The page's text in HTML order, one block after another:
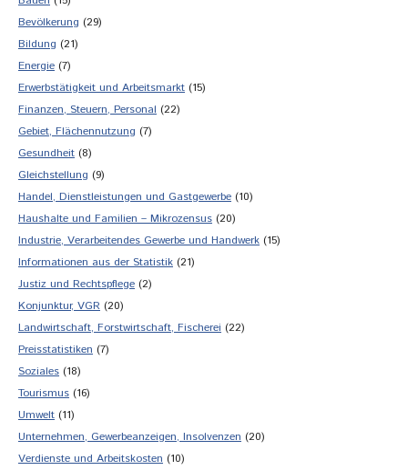
Bevölkerung (29)
Bildung (21)
Energie (7)
Erwerbstätigkeit und Arbeitsmarkt (15)
Finanzen, Steuern, Personal (22)
Gebiet, Flächennutzung (7)
Gesundheit (8)
Gleichstellung (9)
Handel, Dienstleistungen und Gastgewerbe (10)
Haushalte und Familien – Mikrozensus (20)
Industrie, Verarbeitendes Gewerbe und Handwerk (15)
Informationen aus der Statistik (21)
Justiz und Rechtspflege (2)
Konjunktur, VGR (20)
Landwirtschaft, Forstwirtschaft, Fischerei (22)
Preisstatistiken (7)
Soziales (18)
Tourismus (16)
Umwelt (11)
Unternehmen, Gewerbeanzeigen, Insolvenzen (20)
Verdienste und Arbeitskosten (10)